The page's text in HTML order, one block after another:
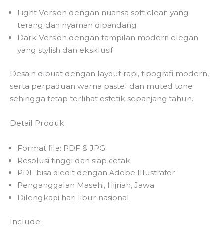
Light Version dengan nuansa soft clean yang
terang dan nyaman dipandang
Dark Version dengan tampilan modern elegan
yang stylish dan eksklusif
Desain dibuat dengan layout rapi, tipografi modern,
serta perpaduan warna pastel dan muted tone
sehingga tetap terlihat estetik sepanjang tahun.
Detail Produk
Format file: PDF & JPG
Resolusi tinggi dan siap cetak
PDF bisa diedit dengan Adobe Illustrator
Penganggalan Masehi, Hijriah, Jawa
Dilengkapi hari libur nasional
Include: